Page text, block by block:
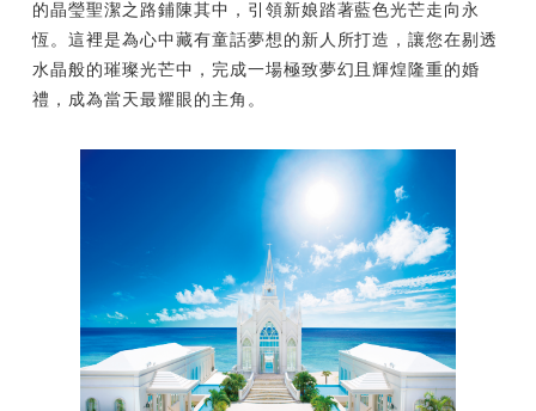
的晶瑩聖潔之路鋪陳其中，引領新娘踏著藍色光芒走向永
恆。這裡是為心中藏有童話夢想的新人所打造，讓您在剔透
水晶般的璀璨光芒中，完成一場極致夢幻且輝煌隆重的婚
禮，成為當天最耀眼的主角。